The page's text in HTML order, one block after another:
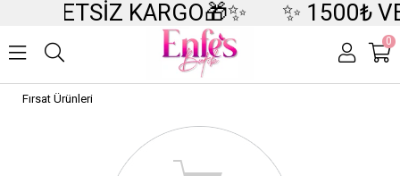
ÜCRETSİZ KARGO🎁✨ ✨ 1500₺
0
Fırsat Ürünleri